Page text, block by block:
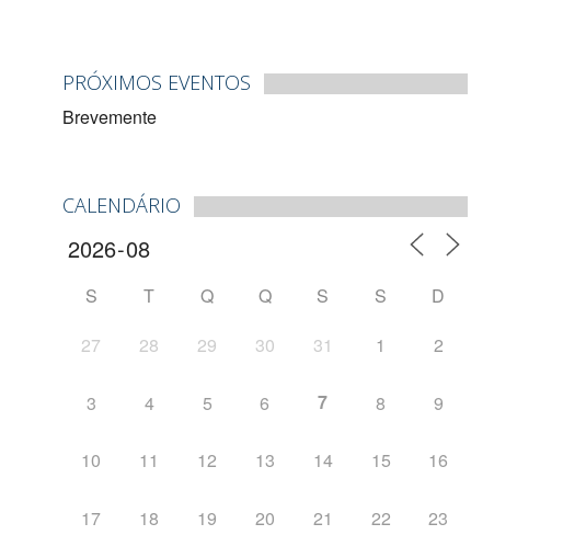
PRÓXIMOS EVENTOS
Brevemente
CALENDÁRIO
S T Q Q S S
D
27
28 29 30 31 1 2
3 4 5 6 7 8 9
10 11 12 13 14 15 16
17 18 19 20 21 22 23